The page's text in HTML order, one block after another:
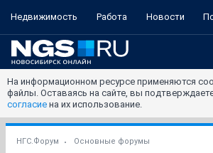
Недвижимость Работа Новости
На информационном ресурсе применяются
файлы. Оставаясь на сайте, вы
согласие на их использование.
НГС.Форум Основные форумы